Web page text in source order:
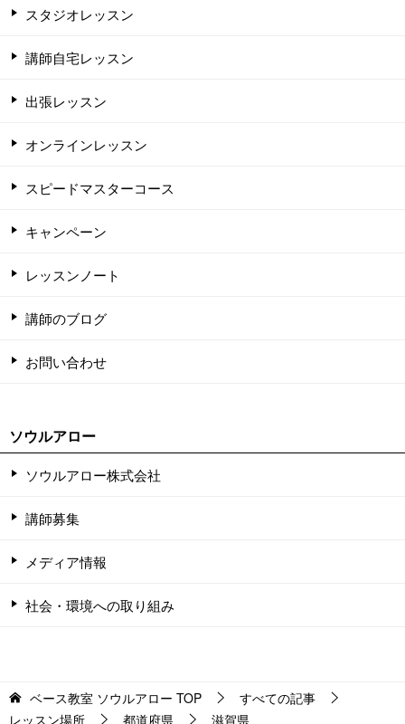
スタジオレッスン
講師自宅レッスン
出張レッスン
オンラインレッスン
スピードマスターコース
キャンペーン
レッスンノート
講師のブログ
お問い合わせ
ソウルアロー
ソウルアロー株式会社
講師募集
メディア情報
社会・環境への取り組み
ベース教室 ソウルアロー TOP
すべての記事
レッスン場所
都道府県 滋賀県